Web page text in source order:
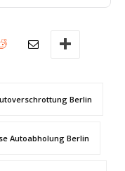
Berlin
Autoabholung Berlin